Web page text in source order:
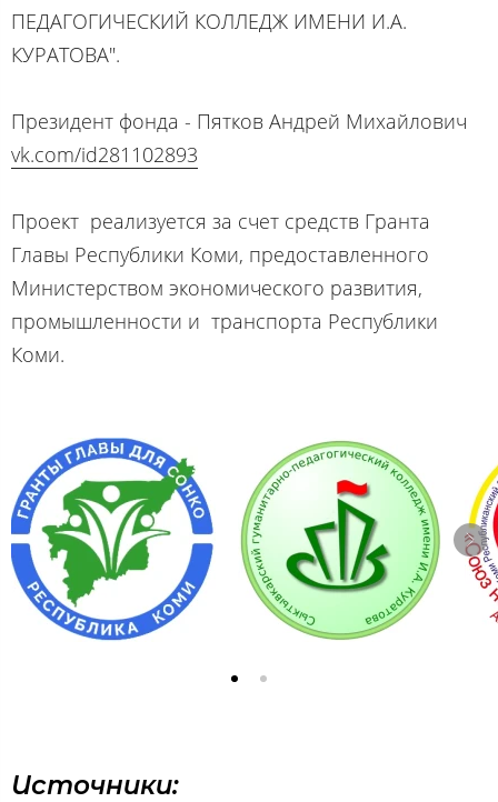
ПЕДАГОГИЧЕСКИЙ КОЛЛЕДЖ ИМЕНИ И.А.
КУРАТОВА".
Президент фонда - Пятков Андрей Михайлович
vk.com/id281102893
Проект реализуется за счет средств Гранта
Главы Республики Коми, предоставленного
Министерством экономического развития,
промышленности и транспорта Республики
Коми.
Источники: